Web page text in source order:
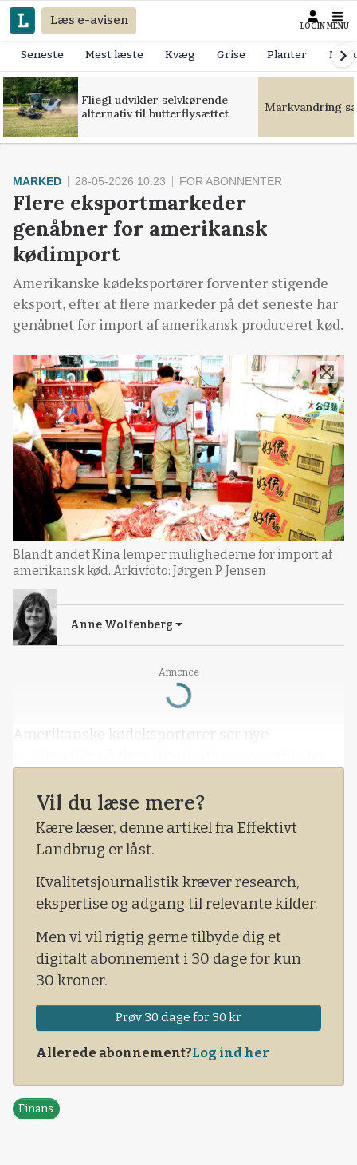
Læs e-avisen LOGIN MENU
Seneste Mest læste Kvæg Grise Planter
Fliegl udvikler selvkørende
alternativ til butterflysættet
Markvandring
Annonce
Loading...
MARKED 28-05-2026 10:23 FOR ABONNENTER
Flere eksportmarkeder
genåbner for amerikansk
kødimport
Amerikanske kødeksportører forventer stigende
eksport, efter at flere markeder på det seneste har
genåbnet for import af amerikansk produceret kød.
Blandt andet Kina lemper mulighederne for import af
amerikansk kød. Arkivfoto: Jørgen P. Jensen
Anne Wolfenberg
Amerikanske kødeksportører ser nye
Vil du læse mere?
Kære læser, denne artikel fra Effektivt
Landbrug er låst.
Kvalitetsjournalistik kræver research,
ekspertise og adgang til relevante kilder.
Men vi vil rigtig gerne tilbyde dig et
digitalt abonnement i 30 dage for kun
30 kroner.
Prøv 30 dage for 30 kr
Allerede abonnement?Log ind her
Finans